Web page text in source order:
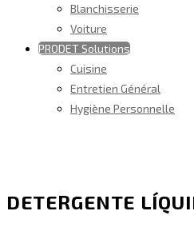
Blanchisserie
Voiture
PRODET Solutions
Cuisine
Entretien Général
Hygiène Personnelle
DETERGENTE